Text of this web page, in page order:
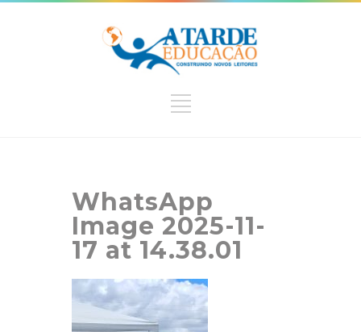
WhatsApp
Image 2025-11-
17 at 14.38.01